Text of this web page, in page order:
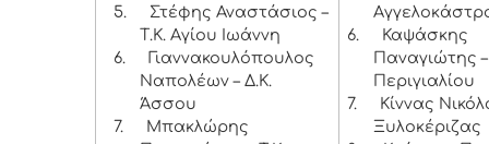
5.
Στέφης Αναστάσιος –
Τ.Κ. Αγίου Ιωάννη
6.
Γιαννακουλόπουλος
Ναπολέων – Δ.Κ.
Άσσου
7.
Μπακλώρης
6.
Καψάσκης
Παναγιώτης –
Περιγιαλίου
7.
Κίννας
Ξυλοκέριζας